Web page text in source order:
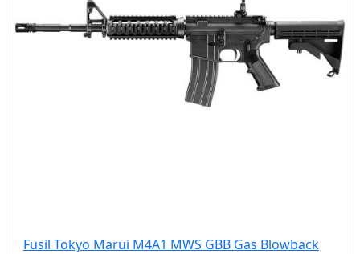
Fusil Tokyo Marui M4A1 MWS GBB Gas Blowback